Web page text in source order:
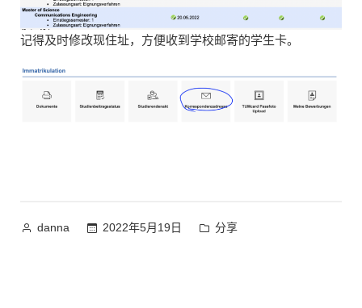
记得及时修改现住址，方便收到学校邮寄的学生卡。
作
danna 2022年5月19日
发
分享